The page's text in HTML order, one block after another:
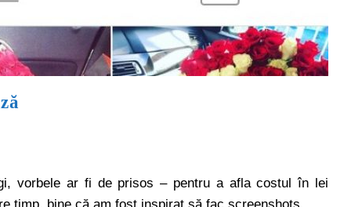
vorbele ar fi de prisos – pentru a afla costul în lei